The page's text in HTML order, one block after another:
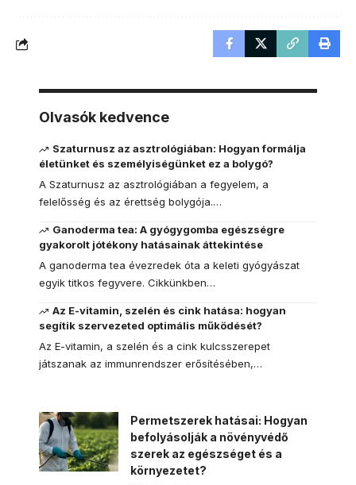
Olvasók kedvence
Szaturnusz az asztrológiában: Hogyan formálja
életünket és személyiségünket ez a bolygó?
A Szaturnusz az asztrológiában a fegyelem, a
felelősség és az érettség bolygója.…
Ganoderma tea: A gyógygomba egészségre
gyakorolt jótékony hatásainak áttekintése
A ganoderma tea évezredek óta a keleti gyógyászat
egyik titkos fegyvere. Cikkünkben…
Az E-vitamin, szelén és cink hatása: hogyan
segítik szervezeted optimális működését?
Az E-vitamin, a szelén és a cink kulcsszerepet
játszanak az immunrendszer erősítésében,…
Permetszerek hatásai: Hogyan
befolyásolják a növényvédő
szerek az egészséget és a
környezetet?